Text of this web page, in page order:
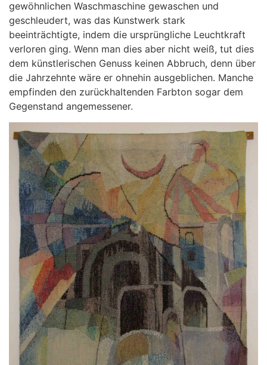
gewöhnlichen Waschmaschine gewaschen und
geschleudert, was das Kunstwerk stark
beeinträchtigte, indem die ursprüngliche Leuchtkraft
verloren ging. Wenn man dies aber nicht weiß, tut dies
dem künstlerischen Genuss keinen Abbruch, denn über
die Jahrzehnte wäre er ohnehin ausgeblichen. Manche
empfinden den zurückhaltenden Farbton sogar dem
Gegenstand angemessener.